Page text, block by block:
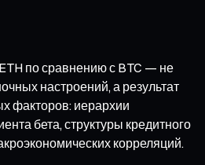
по сравнению с BTC — не
настроений, а результат
факторов: иерархии
бета, структуры кредитного
корреляций.